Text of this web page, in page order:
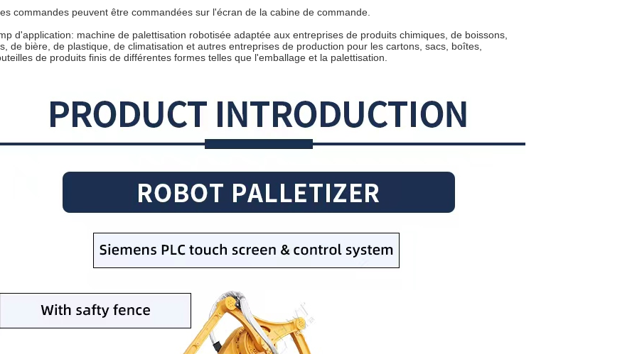
commandes peuvent être commandées sur l'écran de la cabine de commande.
d'application: machine de palettisation robotisée adaptée aux entreprises de produits chimiques, de boissons,
de bière, de plastique, de climatisation et autres entreprises de production pour les cartons, sacs, boîtes,
de produits finis de différentes formes telles que l'emballage et la palettisation.